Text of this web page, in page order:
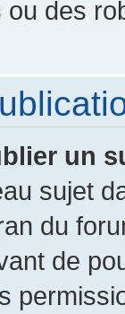
ou des
un
sujet
du
de